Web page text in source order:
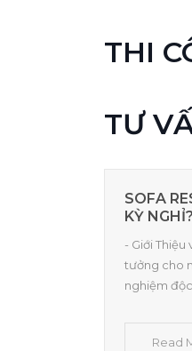
THI
TƯ
SOFA
KỲ NGHỈ?
- Giới
tưởng cho
nghiệm
Read